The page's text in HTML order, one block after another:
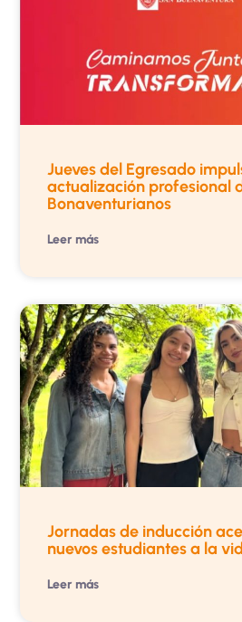
Jueves del Egresado
actualización profesional
Bonaventurianos
Leer más
Jornadas de inducción
nuevos estudiantes a la
Leer más